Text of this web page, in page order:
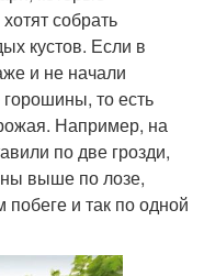
собрать
кустов. Если в
и не начали
то есть
Например, на
по две грозди,
выше по лозе,
и так по одной